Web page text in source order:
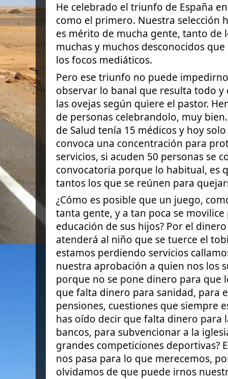
He celebrado el triunfo de España
como el primero. Nuestra selección
es mérito de mucha gente, tanto de
muchas y muchos desconocidos
los focos mediáticos.
Pero ese triunfo no puede
observar lo banal que resulta todo
las ovejas según quiere el pastor.
de personas celebrandolo, muy
de Salud tenía 15 médicos y hoy
convoca una concentración para
servicios, si acuden 50 personas se
convocatoria porque lo habitual, es
tantos los que se reúnen para
¿Cómo es posible que un juego,
tanta gente, y a tan poca se
educación de sus hijos? Por el
atenderá al niño que se tuerce el
estamos perdiendo servicios
nuestra aprobación a quien nos los
porque no se pone dinero para que
que falta dinero para sanidad, para
pensiones, cuestiones que siempre
has oído decir que falta dinero para
bancos, para subvencionar a la
grandes competiciones deportivas?
nos pasa para lo que merecemos,
olvidamos de que puede irnos